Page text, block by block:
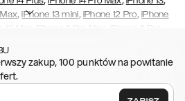
,iPhone 13 mini, iPhone 12 Pro, iPhone
12 Mini iPhone 11 Pro Max iPhone 11 Pro
8 Plus
5/5s/SE,Galaxy S26 , Galaxy S26+ ,
S25,Galaxy S25+, Galaxy S25
Galaxy S23,
zakup, 100 punktów na powitanie